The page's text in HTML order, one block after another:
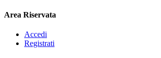
Area Riservata
Accedi
Registrati